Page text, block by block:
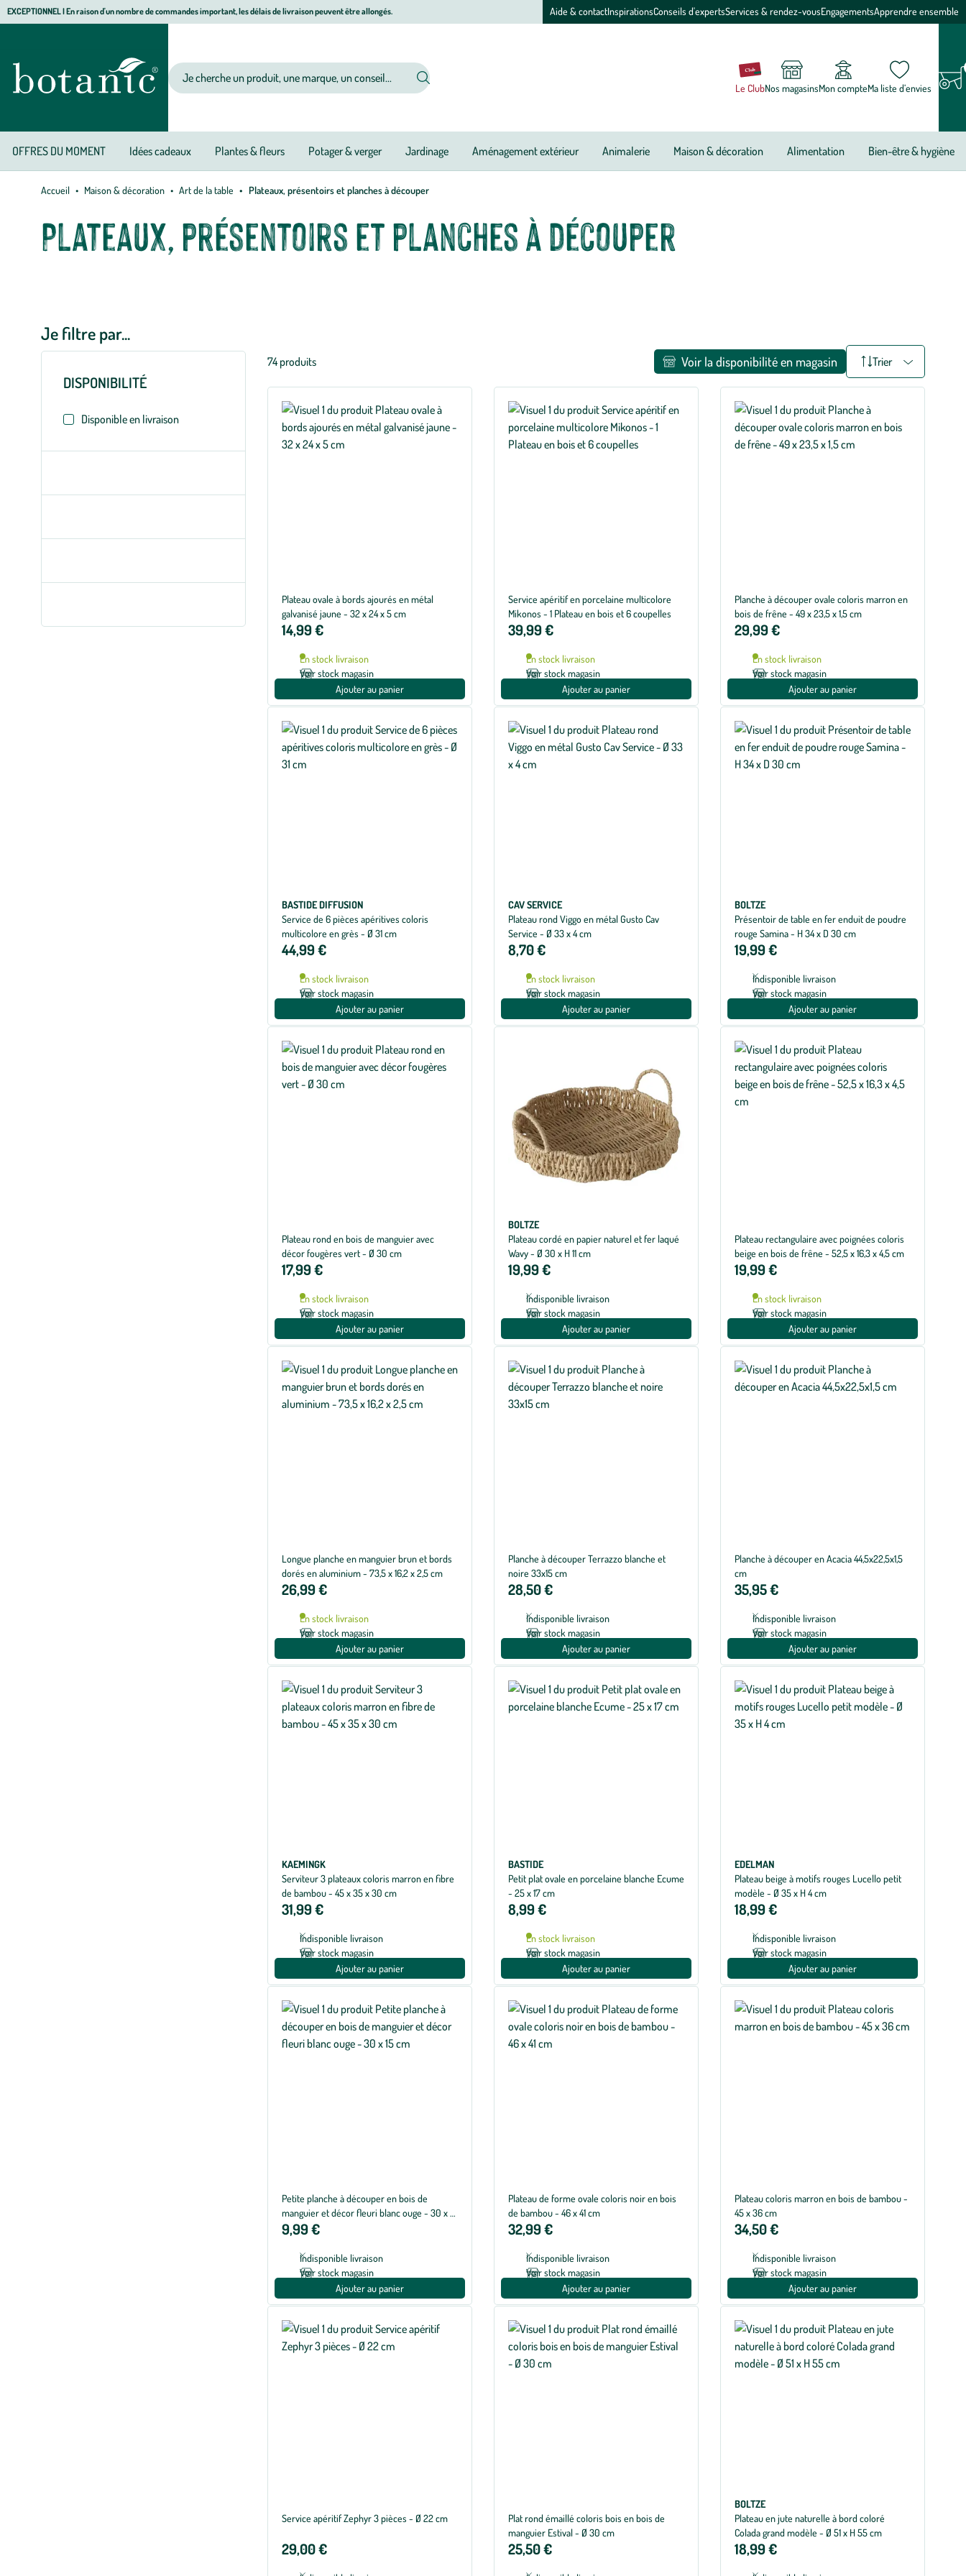
Aller
navigation
Aller
principal
Aller
de
page
EXCEPTIONNEL I En raison d'un nombre de commandes important, les délais de livraison peuvent être allongés. Aide & contactInspirationsConseils d'expertsServices & rendez-vousEngagementsApprendre ensemble
animalerie,
décoration,
botanic®
Votre
recherche
Le ClubNos magasinsMon compteMa liste d’envies
OFFRES DU MOMENT Idées cadeaux Plantes & fleurs Potager & verger Jardinage Aménagement extérieur Animalerie Maison & décoration Alimentation Bien-être & hygiène
Accueil Maison & décoration Art de la table Plateaux, présentoirs et planches à découper
Plateaux, présentoirs et planches à découper
Je filtre par...
DISPONIBILITÉ
Disponible en livraison
des
filtres
appliqués
74 produits Trier
Voir la disponibilité en magasin
Plateau ovale à bords ajourés en métal
galvanisé jaune - 32 x 24 x 5 cm
14,99 €
En stock livraison
Voir stock magasin
Ajouter au panier
Service apéritif en porcelaine multicolore
Mikonos - 1 Plateau en bois et 6 coupelles
39,99 €
En stock livraison
Voir stock magasin
Ajouter au panier
Planche à découper ovale coloris marron en
bois de frêne - 49 x 23,5 x 1,5 cm
29,99 €
En stock livraison
Voir stock magasin
Ajouter au panier
BASTIDE DIFFUSION
Service de 6 pièces apéritives coloris
multicolore en grès - Ø 31 cm
44,99 €
En stock livraison
Voir stock magasin
Ajouter au panier
CAV SERVICE
Plateau rond Viggo en métal Gusto Cav
Service - Ø 33 x 4 cm
8,70 €
En stock livraison
Voir stock magasin
Ajouter au panier
BOLTZE
Présentoir de table en fer enduit de poudre
rouge Samina - H 34 x D 30 cm
19,99 €
Indisponible livraison
Voir stock magasin
Ajouter au panier
Plateau rond en bois de manguier avec
décor fougères vert - Ø 30 cm
17,99 €
En stock livraison
Voir stock magasin
Ajouter au panier
BOLTZE
Plateau cordé en papier naturel et fer laqué
Wavy - Ø 30 x H 11 cm
19,99 €
Indisponible livraison
Voir stock magasin
Ajouter au panier
Plateau rectangulaire avec poignées coloris
beige en bois de frêne - 52,5 x 16,3 x 4,5 cm
19,99 €
En stock livraison
Voir stock magasin
Ajouter au panier
Longue planche en manguier brun et bords
dorés en aluminium - 73,5 x 16,2 x 2,5 cm
26,99 €
En stock livraison
Voir stock magasin
Ajouter au panier
Planche à découper Terrazzo blanche et
noire 33x15 cm
28,50 €
Indisponible livraison
Voir stock magasin
Ajouter au panier
Planche à découper en Acacia 44,5x22,5x1,5
cm
35,95 €
Indisponible livraison
Voir stock magasin
Ajouter au panier
KAEMINGK
Serviteur 3 plateaux coloris marron en fibre
de bambou - 45 x 35 x 30 cm
31,99 €
Indisponible livraison
Voir stock magasin
Ajouter au panier
BASTIDE
Petit plat ovale en porcelaine blanche Ecume
- 25 x 17 cm
8,99 €
En stock livraison
Voir stock magasin
Ajouter au panier
EDELMAN
Plateau beige à motifs rouges Lucello petit
modèle - Ø 35 x H 4 cm
18,99 €
Indisponible livraison
Voir stock magasin
Ajouter au panier
Petite planche à découper en bois de
manguier et décor fleuri blanc ouge - 30 x 15
cm
9,99 €
Indisponible livraison
Voir stock magasin
Ajouter au panier
Plateau de forme ovale coloris noir en bois
de bambou - 46 x 41 cm
32,99 €
Indisponible livraison
Voir stock magasin
Ajouter au panier
Plateau coloris marron en bois de bambou -
45 x 36 cm
34,50 €
Indisponible livraison
Voir stock magasin
Ajouter au panier
Service apéritif Zephyr 3 pièces - Ø 22 cm
29,00 €
Plat rond émaillé coloris bois en bois de
manguier Estival - Ø 30 cm
25,50 €
BOLTZE
Plateau en jute naturelle à bord coloré
Colada grand modèle - Ø 51 x H 55 cm
18,99 €